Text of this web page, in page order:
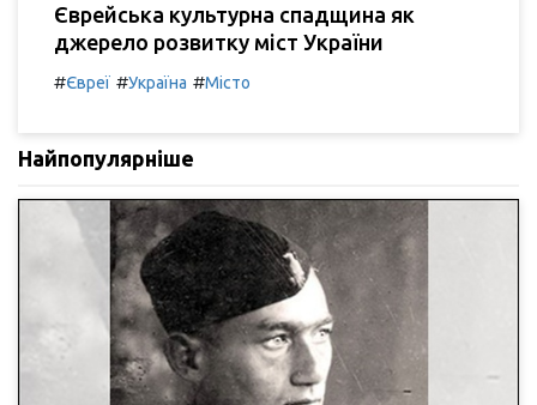
Єврейська культурна спадщина як
джерело розвитку міст України
#Євреї #Україна #Місто
Найпопулярніше